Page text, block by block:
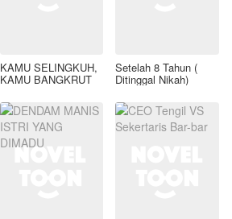
KAMU SELINGKUH,
KAMU BANGKRUT
Setelah 8 Tahun (
Ditinggal Nikah)